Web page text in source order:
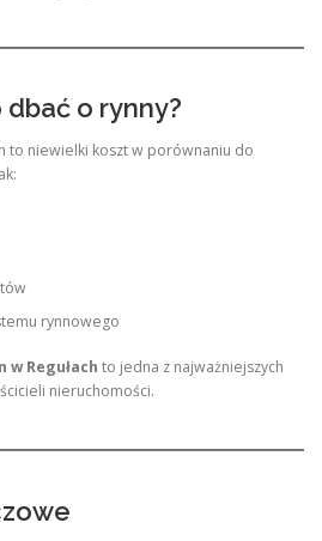
o rynny?
to niewielki koszt w porównaniu do
rynnowego
w Regułach to jedna z najważniejszych
nieruchomości.